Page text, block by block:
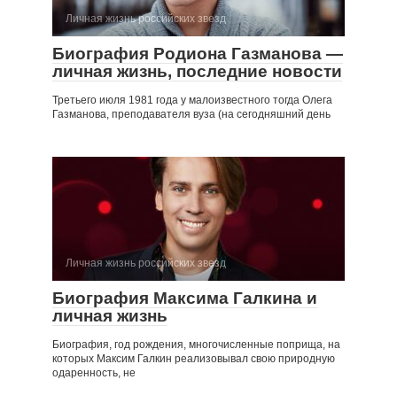
Личная жизнь российских звезд
Биография Родиона Газманова —
личная жизнь, последние новости
Третьего июля 1981 года у малоизвестного тогда Олега
Газманова, преподавателя вуза (на сегодняшний день
Личная жизнь российских звезд
Биография Максима Галкина и
личная жизнь
Биография, год рождения, многочисленные поприща, на
которых Максим Галкин реализовывал свою природную
одаренность, не